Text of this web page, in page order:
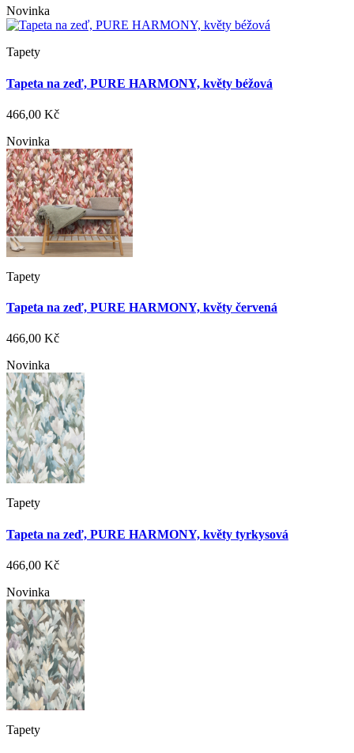
Novinka
Tapety
Tapeta na zeď, PURE HARMONY, květy béžová
466,00 Kč
Novinka
Tapety
Tapeta na zeď, PURE HARMONY, květy červená
466,00 Kč
Novinka
Tapety
Tapeta na zeď, PURE HARMONY, květy tyrkysová
466,00 Kč
Novinka
Tapety